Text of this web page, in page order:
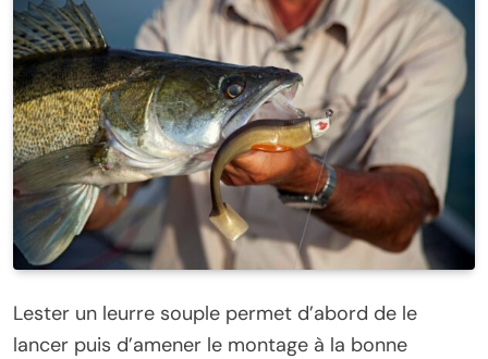
Lester un leurre souple permet d’abord de le
lancer puis d’amener le montage à la bonne